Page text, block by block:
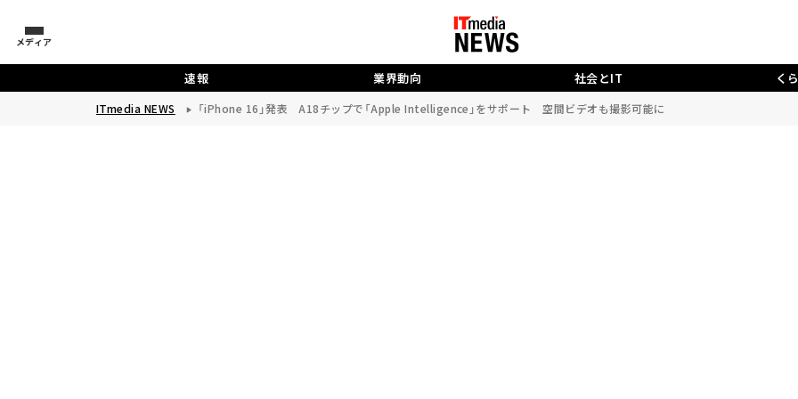
メディア
速報 業界動向 社会とIT く
ITmedia NEWS 「iPhone 16」発表 A18チップで「Apple Intelligence」をサポート 空間ビデオも撮影可能に